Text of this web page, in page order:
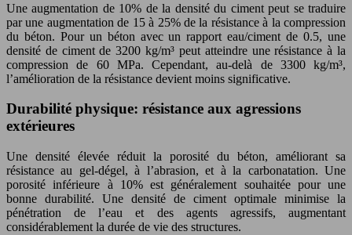
Une augmentation de 10% de la densité du ciment peut se traduire
par une augmentation de 15 à 25% de la résistance à la compression
du béton. Pour un béton avec un rapport eau/ciment de 0.5, une
densité de ciment de 3200 kg/m³ peut atteindre une résistance à la
compression de 60 MPa. Cependant, au-delà de 3300 kg/m³,
l’amélioration de la résistance devient moins significative.
Durabilité physique: résistance aux agressions
extérieures
Une densité élevée réduit la porosité du béton, améliorant sa
résistance au gel-dégel, à l’abrasion, et à la carbonatation. Une
porosité inférieure à 10% est généralement souhaitée pour une
bonne durabilité. Une densité de ciment optimale minimise la
pénétration de l’eau et des agents agressifs, augmentant
considérablement la durée de vie des structures.